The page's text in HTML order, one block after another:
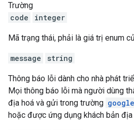
Trường
code
integer
Mã trạng thái, phải là giá trị enum
message string
Thông báo lỗi dành cho nhà phát
Mọi thông báo lỗi mà người dùng
địa hoá và gửi trong trường
hoặc được ứng dụng khách bản địa